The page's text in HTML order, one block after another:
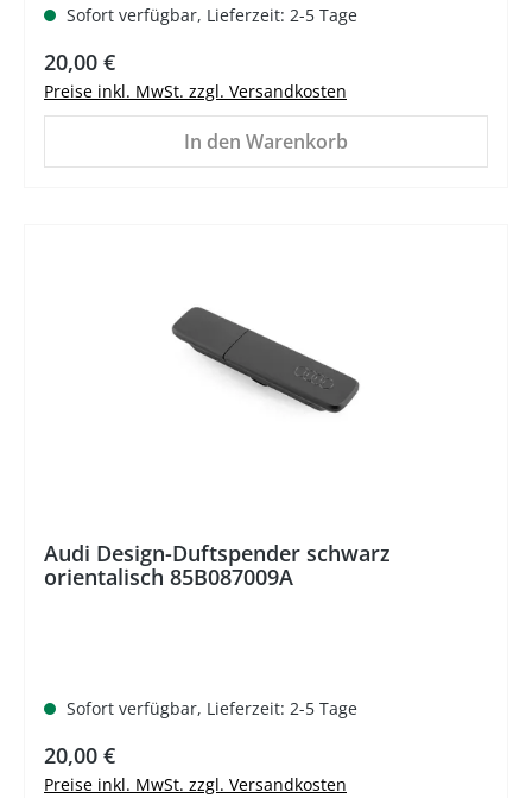
Sofort verfügbar, Lieferzeit: 2-5 Tage
Regulärer Preis:
20,00 €
Preise inkl. MwSt. zzgl. Versandkosten
In den Warenkorb
Audi Design-Duftspender schwarz
orientalisch 85B087009A
Sofort verfügbar, Lieferzeit: 2-5 Tage
Regulärer Preis:
20,00 €
Preise inkl. MwSt. zzgl. Versandkosten